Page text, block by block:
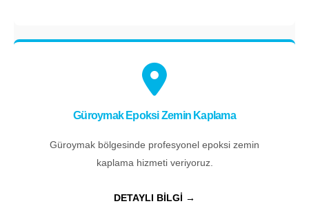
Güroymak Epoksi Zemin Kaplama
Güroymak bölgesinde profesyonel epoksi zemin
kaplama hizmeti veriyoruz.
DETAYLI BİLGİ →